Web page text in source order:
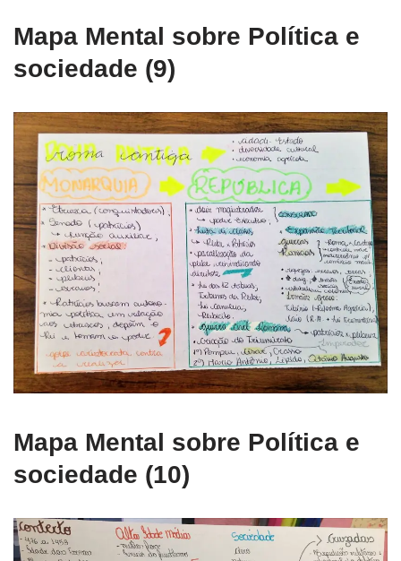
Mapa Mental sobre Política e
sociedade (9)
Mapa Mental sobre Política e
sociedade (10)